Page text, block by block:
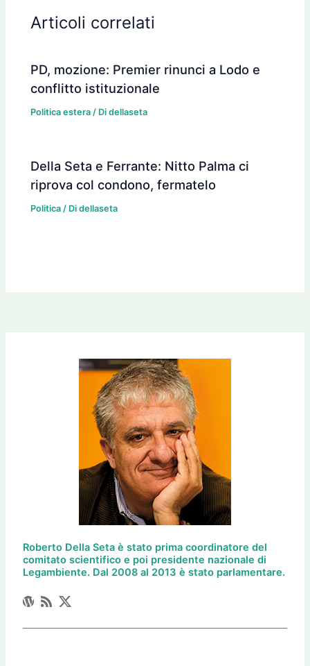
Articoli correlati
PD, mozione: Premier rinunci a Lodo e
conflitto istituzionale
Politica estera / Didellaseta
Della Seta e Ferrante: Nitto Palma ci
riprova col condono, fermatelo
Politica / Didellaseta
Roberto Della Seta è stato prima coordinatore del
comitato scientifico e poi presidente nazionale di
Legambiente. Dal 2008 al 2013 è stato parlamentare.